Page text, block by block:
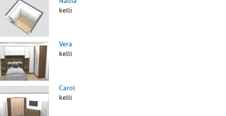
kelli
Vera
kelli
Carol
kelli